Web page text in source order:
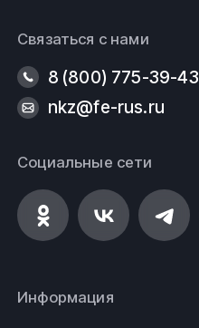
Связаться с нами
8 (800) 775-39-43
nkz@fe-rus.ru
Социальные сети
Информация